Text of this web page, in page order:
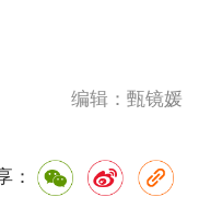
编辑：甄镜媛
：